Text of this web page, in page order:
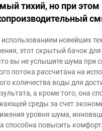
тихий, но при этом
новейших
этот скрытый бачок для
вы не услышите шума при
потока рассчитана на
количества воды для
а кроме того, она
среды за счет
уровня шума,
способна повысить